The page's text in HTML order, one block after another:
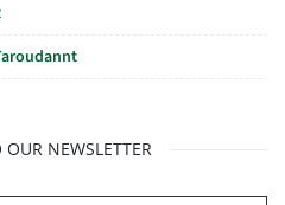
OUR NEWSLETTER